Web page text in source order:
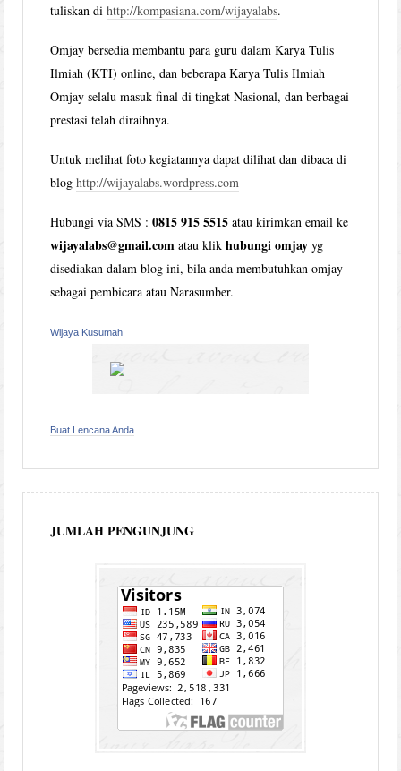
tuliskan dihttp://kompasiana.com/wijayalabs.
Omjay bersedia membantu para guru dalam Karya Tulis
Ilmiah (KTI) online, dan beberapa Karya Tulis Ilmiah
Omjay selalu masuk final di tingkat Nasional, dan berbagai
prestasi telah diraihnya.
Untuk melihat foto kegiatannya dapat dilihat dan dibaca di
bloghttp://wijayalabs.wordpress.com
Hubungi via SMS :0815 915 5515 atau kirimkan email ke
wijayalabs@gmail.com atau klikhubungi omjay yg
disediakan dalam blog ini, bila anda membutuhkan omjay
sebagai pembicara atau Narasumber.
Wijaya Kusumah
Buat Lencana Anda
JUMLAH PENGUNJUNG